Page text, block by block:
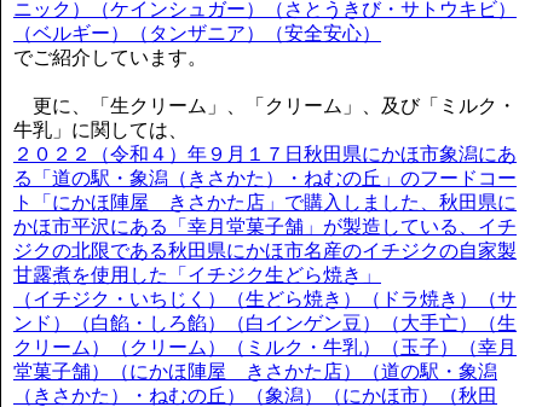
ニック）（ケインシュガー）（さとうきび・サトウキビ）
（ベルギー）（タンザニア）（安全安心）
でご紹介しています。
更に、「生クリーム」、「クリーム」、及び「ミルク・
牛乳」に関しては、
２０２２（令和４）年９月１７日秋田県にかほ市象潟にあ
る「道の駅・象潟（きさかた）・ねむの丘」のフードコー
ト「にかほ陣屋 きさかた店」で購入しました、秋田県に
かほ市平沢にある「幸月堂菓子舗」が製造している、イチ
ジクの北限である秋田県にかほ市名産のイチジクの自家製
甘露煮を使用した「イチジク生どら焼き」
（イチジク・いちじく）（生どら焼き）（ドラ焼き）（サ
ンド）（白餡・しろ餡）（白インゲン豆）（大手亡）（生
クリーム）（クリーム）（ミルク・牛乳）（玉子）（幸月
堂菓子舗）（にかほ陣屋 きさかた店）（道の駅・象潟
（きさかた）・ねむの丘）（象潟）（にかほ市）（秋田